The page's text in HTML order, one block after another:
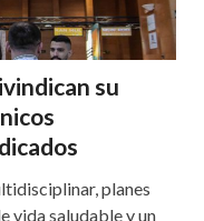
su
planes
vida saludable y un